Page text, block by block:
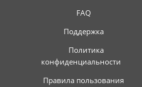
FAQ
Поддержка
Политика
конфиденциальности
Правила пользования